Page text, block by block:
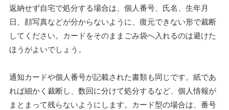
返納せず自宅で処分する場合は、個人番号、氏名、生年月
日、顔写真などが分からないように、復元できない形で裁断
してください。カードをそのままごみ袋へ入れるのは避けた
ほうがよいでしょう。
通知カードや個人番号が記載された書類も同じです。紙であ
れば細かく裁断し、数回に分けて処分するなど、個人情報が
まとまって残らないようにします。カード型の場合は、番号